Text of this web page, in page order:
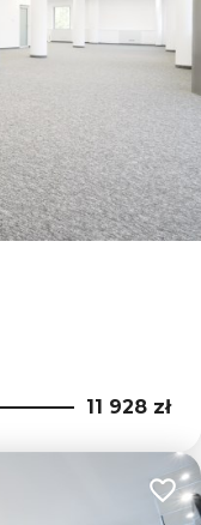
© OpenStreetMap contributors
11 928 zł